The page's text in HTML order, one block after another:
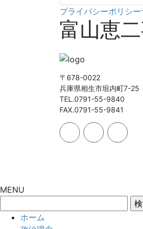
プライバシーポリシー
富山恵
〒678-0022
兵庫県相生市垣内町7-25
TEL.0791-55-9840
FAX.0791-55-9841
MENU
索:
ホーム